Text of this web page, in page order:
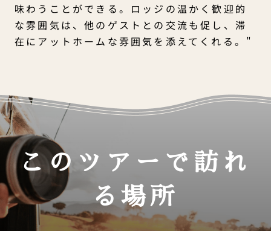
味わうことができる。ロッジの温かく歓迎的
な雰囲気は、他のゲストとの交流も促し、滞
在にアットホームな雰囲気を添えてくれる。"
このツアーで訪れ
る場所